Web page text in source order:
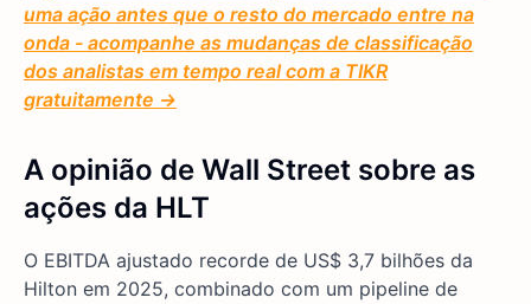
uma ação antes que o resto do mercado entre na
onda - acompanhe as mudanças de classificação
dos analistas em tempo real com a TIKR
gratuitamente →
A opinião de Wall Street sobre as
ações da HLT
O EBITDA ajustado recorde de US$ 3,7 bilhões da
Hilton em 2025, combinado com um pipeline de